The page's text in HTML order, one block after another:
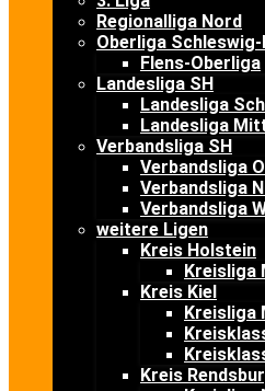
Regionalliga Nord
Oberliga
Flens-Oberliga
Landesliga SH
Landesliga
Landesliga
Verbandsliga SH
Verbandsliga
Verbandsliga
Verbandsliga
weitere Ligen
Kreis Holstein
Kreisliga
Kreis Kiel
Kreisliga
Kreis